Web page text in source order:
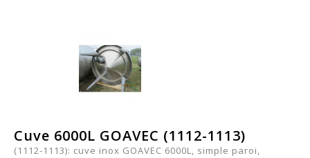
Cuve 6000L GOAVEC (1112-1113)
(1112-1113): cuve inox GOAVEC 6000L, simple paroi,